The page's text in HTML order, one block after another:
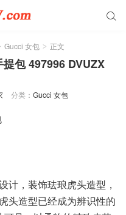

Gucci 女包 > 正文
包 497996 DVUZX
分类： Gucci 女包
计，装饰珐琅虎头造型，
头造型已经成为辨识性的